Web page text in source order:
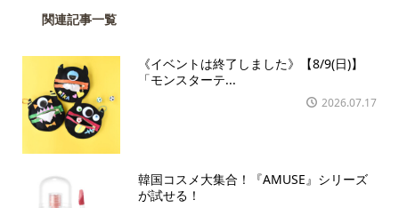
関連記事一覧
《イベントは終了しました》【8/9(日)】
「モンスターテ...
2026.07.17
韓国コスメ大集合！『AMUSE』シリーズ
が試せる！